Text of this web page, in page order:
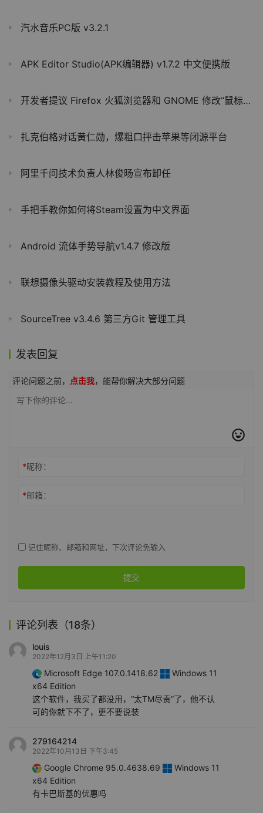
汽水音乐PC版 v3.2.1
APK Editor Studio(APK编辑器) v1.7.2 中文便携版
开发者提议 Firefox 火狐浏览器和 GNOME 修改“鼠标中键粘贴文本”功能，引 Linux 用户争议
扎克伯格对话黄仁勋，爆粗口抨击苹果等闭源平台
阿里千问技术负责人林俊旸宣布卸任
手把手教你如何将Steam设置为中文界面
Android 流体手势导航v1.4.7 修改版
联想摄像头驱动安装教程及使用方法
SourceTree v3.4.6 第三方Git 管理工具
发表回复
评论问题之前， 点击我，能帮你解决大部分问题
*昵称：
*邮箱：
记住昵称、邮箱和网址，下次评论免输入
提交
评论列表（18条）
louis
2022年12月3日 上午11:20
Microsoft Edge 107.0.1418.62
Windows 11
x64 Edition
这个软件，我买了都没用，“太TM尽责”了，他不认
可的你就下不了，更不要说装
279164214
2022年10月13日 下午3:45
Google Chrome 95.0.4638.69
Windows 11
x64 Edition
有卡巴斯基的优惠吗